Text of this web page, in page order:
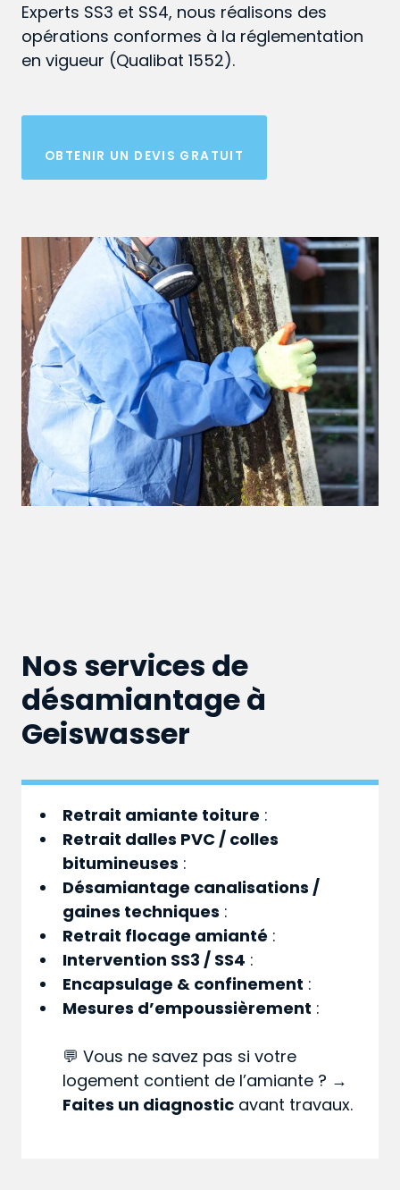
Experts SS3 et SS4, nous réalisons des
opérations conformes à la réglementation
en vigueur (Qualibat 1552).
OBTENIR UN DEVIS GRATUIT
Nos services de
désamiantage à
Geiswasser
Retrait amiante toiture :
Retrait dalles PVC / colles
bitumineuses :
Désamiantage canalisations /
gaines techniques :
Retrait flocage amianté :
Intervention SS3 / SS4 :
Encapsulage & confinement :
Mesures d’empoussièrement :
💬 Vous ne savez pas si votre
logement contient de l’amiante ? →
Faites un diagnostic avant travaux.